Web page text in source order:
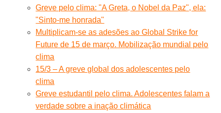
Greve pelo clima: "A Greta, o Nobel da Paz", ela:
"Sinto-me honrada"
Multiplicam-se as adesões ao Global Strike for
Future de 15 de março. Mobilização mundial pelo
clima
15/3 – A greve global dos adolescentes pelo
clima
Greve estudantil pelo clima. Adolescentes falam a
verdade sobre a inação climática